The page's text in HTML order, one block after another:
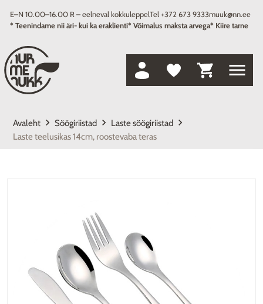
E–N 10.00–16.00 R – eelneval kokkuleppelTel +372 673 9333muuk@nn.ee
* Teenindame nii äri- kui ka eraklienti* Võimalus maksta arvega* Kiire tarne
menu
Avaleht keyboard_arrow_right Söögiriistad keyboard_arrow_right Laste söögiriistad keyboard_arrow_right
Laste teelusikas 14cm, roostevaba teras